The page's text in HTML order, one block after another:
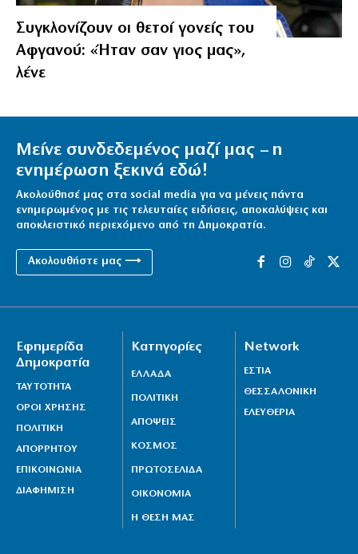
Συγκλονίζουν οι θετοί γονείς του
Αφγανού: «Ήταν σαν γιος μας»,
λένε
Μείνε συνδεδεμένος μαζί μας – η
ενημέρωση ξεκινά εδώ!
Ακολούθησέ μας στα social media για να μένεις πάντα
ενημερωμένος με τις τελευταίες ειδήσεις, αποκαλύψεις και
αποκλειστικό περιεχόμενο από τη Δημοκρατία.
Ακολουθήστε μας ⟶
Εφημερίδα
Δημοκρατία
ΤΑΥΤΟΤΗΤΑ
ΟΡΟΙ ΧΡΗΣΗΣ
ΠΟΛΙΤΙΚΗ
ΑΠΟΡΡΗΤΟΥ
ΕΠΙΚΟΙΝΩΝΙΑ
ΔΙΑΦΗΜΙΣΗ
Κατηγορίες
ΕΛΛΑΔΑ
ΠΟΛΙΤΙΚΗ
ΑΠΟΨΕΙΣ
ΚΟΣΜΟΣ
ΠΡΩΤΟΣΕΛΙΔΑ
ΟΙΚΟΝΟΜΙΑ
Η ΘΕΣΗ ΜΑΣ
Network
ΕΣΤΙΑ
ΘΕΣΣΑΛΟΝΙΚΗ
ΕΛΕΥΘΕΡΙΑ